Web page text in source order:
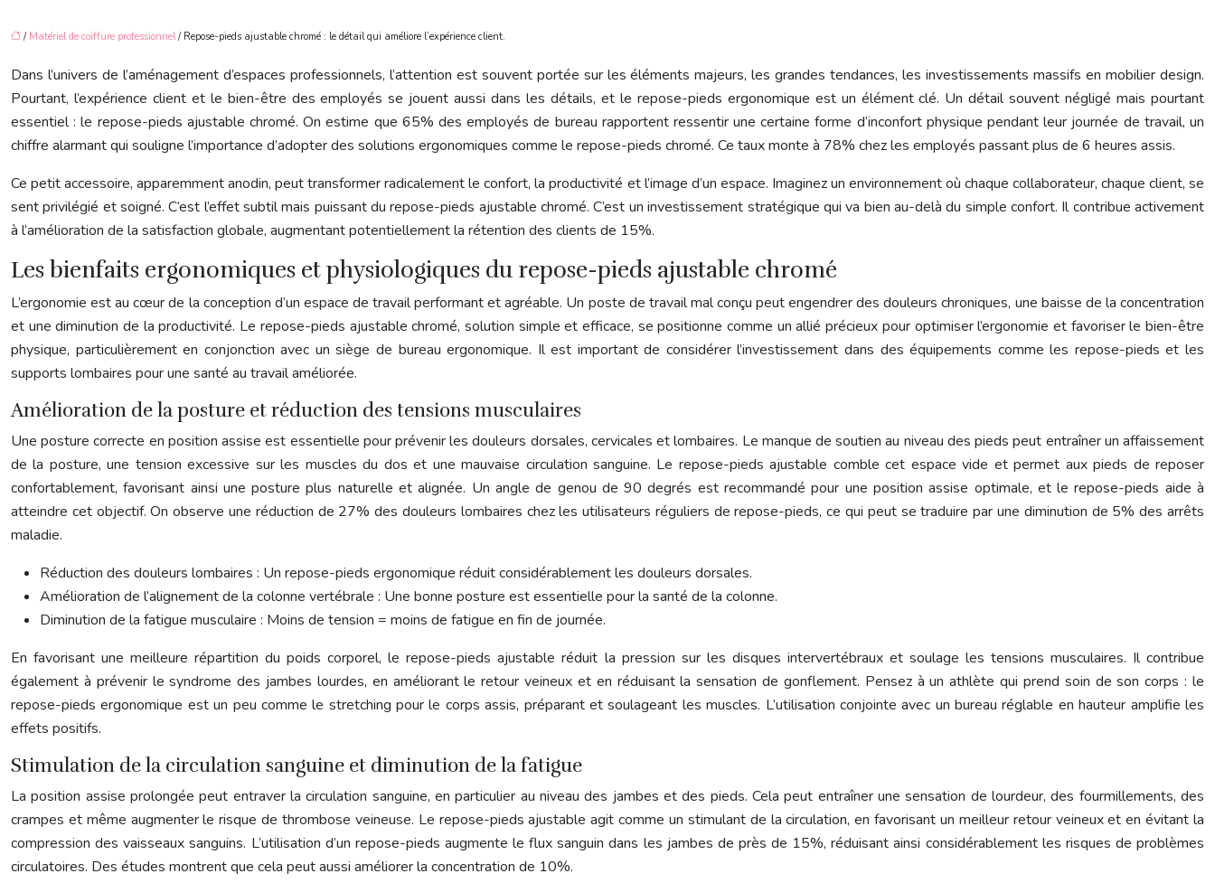
/ Matériel de coiffure professionnel/ Repose-pieds ajustable chromé : le détail qui améliore l’expérience client.
Dans l’univers de l’aménagement d’espaces professionnels, l’attention est souvent portée sur les éléments majeurs, les grandes tendances, les investissements massifs en mobilier design.
Pourtant, l’expérience client et le bien-être des employés se jouent aussi dans les détails, et le repose-pieds ergonomique est un élément clé. Un détail souvent négligé mais pourtant
essentiel : le repose-pieds ajustable chromé. On estime que 65% des employés de bureau rapportent ressentir une certaine forme d’inconfort physique pendant leur journée de travail, un
chiffre alarmant qui souligne l’importance d’adopter des solutions ergonomiques comme le repose-pieds chromé. Ce taux monte à 78% chez les employés passant plus de 6 heures assis.
Ce petit accessoire, apparemment anodin, peut transformer radicalement le confort, la productivité et l’image d’un espace. Imaginez un environnement où chaque collaborateur, chaque client, se
sent privilégié et soigné. C’est l’effet subtil mais puissant du repose-pieds ajustable chromé. C’est un investissement stratégique qui va bien au-delà du simple confort. Il contribue activement
à l’amélioration de la satisfaction globale, augmentant potentiellement la rétention des clients de 15%.
Les bienfaits ergonomiques et physiologiques du repose-pieds ajustable chromé
L’ergonomie est au cœur de la conception d’un espace de travail performant et agréable. Un poste de travail mal conçu peut engendrer des douleurs chroniques, une baisse de la concentration
et une diminution de la productivité. Le repose-pieds ajustable chromé, solution simple et efficace, se positionne comme un allié précieux pour optimiser l’ergonomie et favoriser le bien-être
physique, particulièrement en conjonction avec un siège de bureau ergonomique. Il est important de considérer l’investissement dans des équipements comme les repose-pieds et les
supports lombaires pour une santé au travail améliorée.
Amélioration de la posture et réduction des tensions musculaires
Une posture correcte en position assise est essentielle pour prévenir les douleurs dorsales, cervicales et lombaires. Le manque de soutien au niveau des pieds peut entraîner un affaissement
de la posture, une tension excessive sur les muscles du dos et une mauvaise circulation sanguine. Le repose-pieds ajustable comble cet espace vide et permet aux pieds de reposer
confortablement, favorisant ainsi une posture plus naturelle et alignée. Un angle de genou de 90 degrés est recommandé pour une position assise optimale, et le repose-pieds aide à
atteindre cet objectif. On observe une réduction de 27% des douleurs lombaires chez les utilisateurs réguliers de repose-pieds, ce qui peut se traduire par une diminution de 5% des arrêts
maladie.
Réduction des douleurs lombaires : Un repose-pieds ergonomique réduit considérablement les douleurs dorsales.
Amélioration de l’alignement de la colonne vertébrale : Une bonne posture est essentielle pour la santé de la colonne.
Diminution de la fatigue musculaire : Moins de tension = moins de fatigue en fin de journée.
En favorisant une meilleure répartition du poids corporel, le repose-pieds ajustable réduit la pression sur les disques intervertébraux et soulage les tensions musculaires. Il contribue
également à prévenir le syndrome des jambes lourdes, en améliorant le retour veineux et en réduisant la sensation de gonflement. Pensez à un athlète qui prend soin de son corps : le
repose-pieds ergonomique est un peu comme le stretching pour le corps assis, préparant et soulageant les muscles. L’utilisation conjointe avec un bureau réglable en hauteur amplifie les
effets positifs.
Stimulation de la circulation sanguine et diminution de la fatigue
La position assise prolongée peut entraver la circulation sanguine, en particulier au niveau des jambes et des pieds. Cela peut entraîner une sensation de lourdeur, des fourmillements, des
crampes et même augmenter le risque de thrombose veineuse. Le repose-pieds ajustable agit comme un stimulant de la circulation, en favorisant un meilleur retour veineux et en évitant la
compression des vaisseaux sanguins. L’utilisation d’un repose-pieds augmente le flux sanguin dans les jambes de près de 15%, réduisant ainsi considérablement les risques de problèmes
circulatoires. Des études montrent que cela peut aussi améliorer la concentration de 10%.